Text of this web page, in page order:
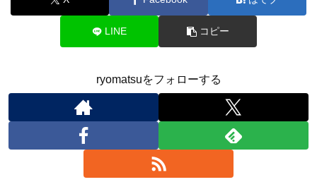
LINE コピー
ryomatsuをフォローする